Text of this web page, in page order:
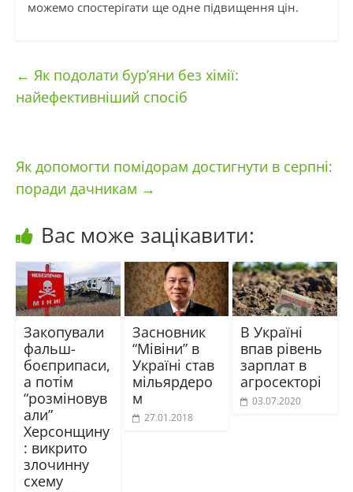
можемо спостерігати ще одне підвищення цін.
← Як подолати бур’яни без хімії:
найефективніший спосіб
Як допомогти помідорам достигнути в серпні:
поради дачникам →
Вас може зацікавити:
Закопували
фальш-
боєприпаси,
а потім
“розміновув
али”
Херсонщину
: викрито
злочинну
схему
Засновник
“Мівіни” в
Україні став
мільярдеро
м
27.01.2018
В Україні
впав рівень
зарплат в
агросекторі
03.07.2020